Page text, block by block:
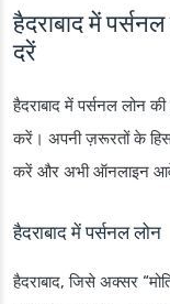
हैदराबाद में
दरें
हैदराबाद में पर्सनल लोन
करें। अपनी ज़रूरतों के
करें और अभी ऑनलाइन
हैदराबाद में पर्सनल लोन
हैदराबाद, जिसे अक्सर